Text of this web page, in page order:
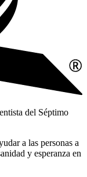
del Séptimo
a las personas a
y esperanza en